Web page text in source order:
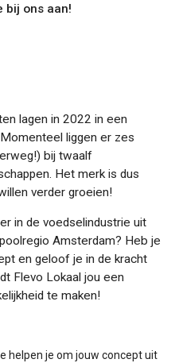
bij ons aan!
lagen in 2022 in een
liggen er zes
bij twaalf
Het merk is dus
verder groeien!
in de voedselindustrie uit
Amsterdam? Heb je
en geloof je in de kracht
Flevo Lokaal jou een
te maken!
helpen je om jouw concept uit